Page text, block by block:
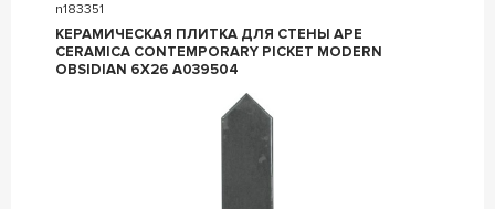
n183351
КЕРАМИЧЕСКАЯ ПЛИТКА ДЛЯ СТЕНЫ APE
CERAMICA CONTEMPORARY PICKET MODERN
OBSIDIAN 6X26 A039504